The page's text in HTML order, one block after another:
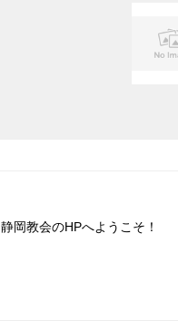
静岡教会のHPへようこそ！